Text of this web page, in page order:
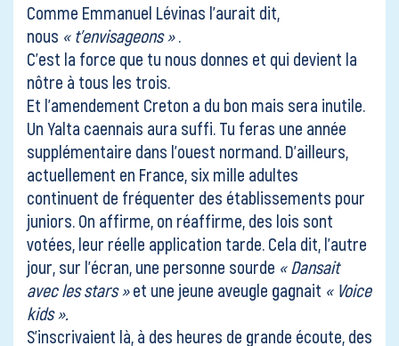
Comme Emmanuel Lévinas l’aurait dit,
nous « t’envisageons »
C’est la force que tu nous donnes et qui devient la
nôtre à tous les trois.
Et l’amendement Creton a du bon mais sera inutile.
Un Yalta caennais aura suffi. Tu feras une année
supplémentaire dans l’ouest normand. D’ailleurs,
actuellement en France, six mille adultes
continuent de fréquenter des établissements pour
juniors. On affirme, on réaffirme, des lois sont
votées, leur réelle application tarde. Cela dit, l’autre
jour, sur l’écran, une personne sourde « Dansait
avec les stars »et une jeune aveugle gagnait « Voice
kids ».
S’inscrivaient là, à des heures de grande écoute, des